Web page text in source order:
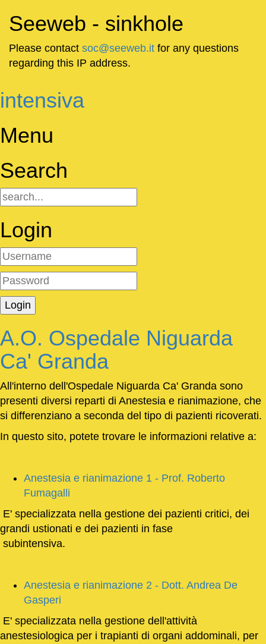
Seeweb - sinkhole
Please contact soc@seeweb.it for any questions
regarding this IP address.
intensiva
Menu
Search
Login
A.O. Ospedale Niguarda
Ca' Granda
All'interno dell'Ospedale Niguarda Ca' Granda sono
presenti diversi reparti di Anestesia e rianimazione, che
si differenziano a seconda del tipo di pazienti ricoverati.
In questo sito, potete trovare le informazioni relative a:
Anestesia e rianimazione 1 - Prof. Roberto
Fumagalli
E' specializzata nella gestione dei pazienti critici, dei
grandi ustionati e dei pazienti in fase
subintensiva.
Anestesia e rianimazione 2 - Dott. Andrea De
Gasperi
E' specializzata nella gestione dell'attività
anestesiologica per i trapianti di organi addominali, per